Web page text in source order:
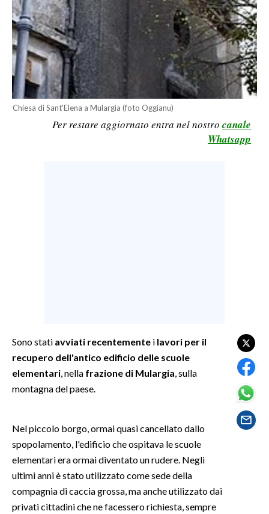
SERVIZI ALLE IMPRESE
LAVORO
BANDI
SPORT IN SARDEGNA
SALUTE
SARDI NEL MONDO
NOTIZIE
EVENTI
#CARAUNIONE
Chiesa di Sant'Elena a Mulargia (foto Oggianu)
Per restare aggiornato entra nel nostro canale
Whatsapp
Sono stati avviati recentemente i lavori per il
recupero dell'antico edificio delle scuole
elementari , nella frazione di Mulargia , sulla
montagna del paese.
Nel piccolo borgo, ormai quasi cancellato dallo
spopolamento, l'edificio che ospitava le scuole
elementari era ormai diventato un rudere. Negli
ultimi anni è stato utilizzato come sede della
compagnia di caccia grossa, ma anche utilizzato dai
privati cittadini che ne facessero richiesta, sempre